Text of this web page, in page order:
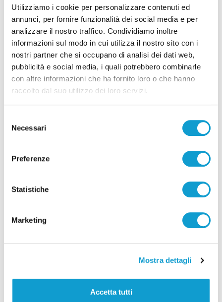
Utilizziamo i cookie per personalizzare contenuti ed
annunci, per fornire funzionalità dei social media e per
analizzare il nostro traffico. Condividiamo inoltre
informazioni sul modo in cui utilizza il nostro sito con i
nostri partner che si occupano di analisi dei dati web,
pubblicità e social media, i quali potrebbero combinarle
con altre informazioni che ha fornito loro o che hanno
raccolto dal suo utilizzo dei loro servizi.
delNecessari
Preferenze
Statistiche
Marketing
Mostra dettagli
Accetta tutti
Correlati
Atletica Leggera di Birmingham 2026